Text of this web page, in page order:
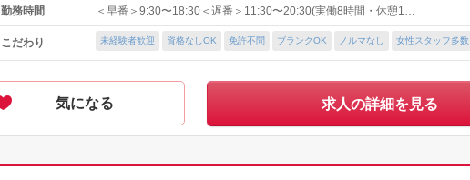
勤務時間 ＜早番＞9:30〜18:30＜遅番＞11:30〜20:30(実働8時間・休憩1…
こだわり 未経験者歓迎 資格なしOK 免許不問 ブランクOK ノルマなし 女性スタッフ多数
気になる 求人の詳細を見る